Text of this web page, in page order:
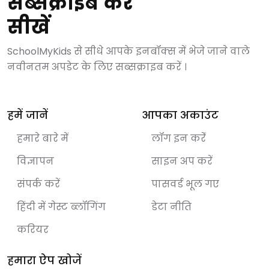
सीखें
SchoolMyKids से सीधे आपके इनबॉक्स में भेजे जाने वाले
नवीनतम अपडेट के लिए सब्सक्राइब करें ।
हमें जानें
हमारे बारे में
विज्ञापन
संपर्क करें
हिंदी में गेस्ट ब्लॉगिंग
करियर
आपका अकाउंट
लॉग इन करेंं
साइन अप करें
पासवर्ड भूल गए
डेटा नीति
हमारा ऐप खोजें